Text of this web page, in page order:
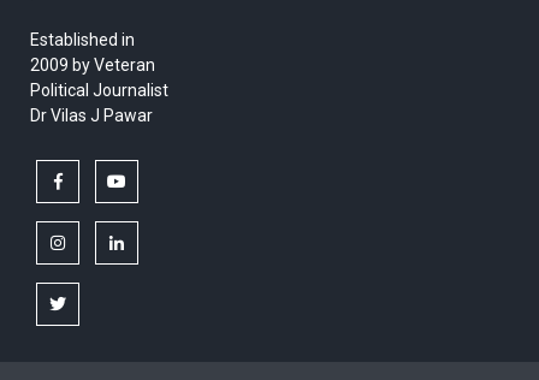
Established in
2009 by Veteran
Political Journalist
Dr Vilas J Pawar
facebook
instagramlinkedin
twitter